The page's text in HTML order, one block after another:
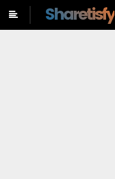
Sharetisfy